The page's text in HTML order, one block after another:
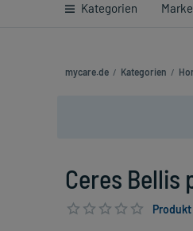
Kategorien
mycare.de / Kategorien /
Ceres Bellis